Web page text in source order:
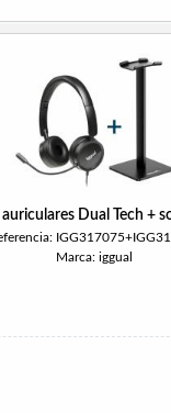
auriculares Dual Tech +
Marca: iggual